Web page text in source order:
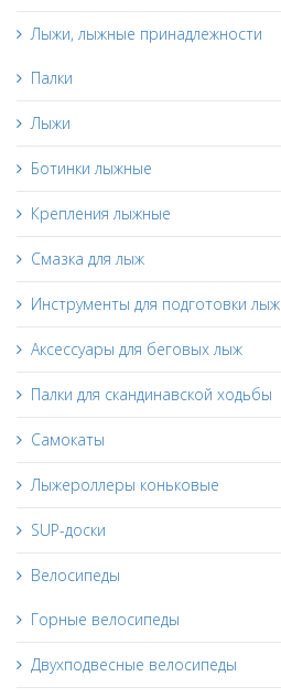
Лыжи, лыжные принадлежности
Палки
Лыжи
Ботинки лыжные
Крепления лыжные
Смазка для лыж
Инструменты для подготовки лыж
Аксессуары для беговых лыж
Палки для скандинавской ходьбы
Самокаты
Лыжероллеры коньковые
SUP-доски
Велосипеды
Горные велосипеды
Двухподвесные велосипеды